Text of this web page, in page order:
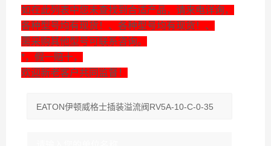
如在此列表中您未查找到合适产品，请来电详询，
各种型号均有现货！、各种型号均有现货！、
需采购其他型号可联系咨询。
*，假一赔十，
欢迎新老客户共同监督！